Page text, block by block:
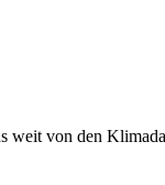
weit von den